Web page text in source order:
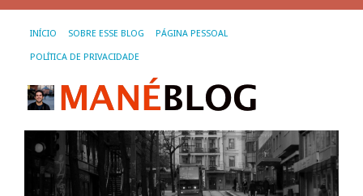
INÍCIO SOBRE ESSE BLOG PÁGINA PESSOAL
POLÍTICA DE PRIVACIDADE